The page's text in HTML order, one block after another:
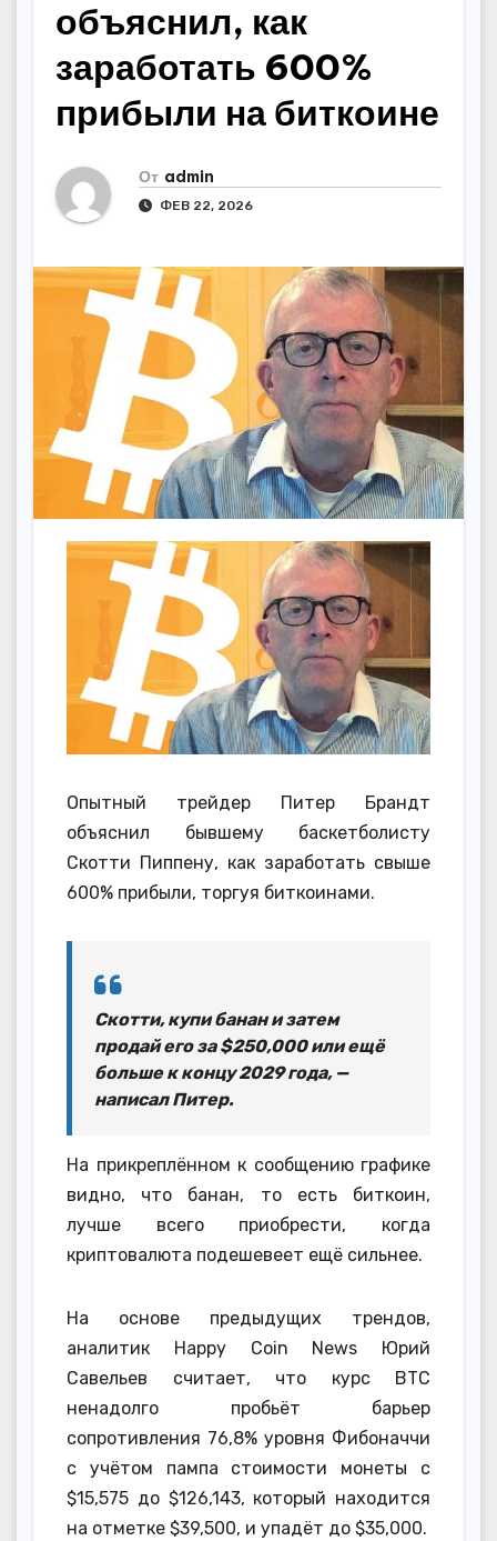
объяснил, как
заработать 600%
прибыли на биткоине
От admin
ФЕВ 22, 2026
Опытный трейдер Питер Брандт
объяснил бывшему баскетболисту
Скотти Пиппену, как заработать свыше
600% прибыли, торгуя биткоинами.
Скотти, купи банан и затем
продай его за $250,000 или ещё
больше к концу 2029 года, —
написал Питер.
На прикреплённом к сообщению графике
видно, что банан, то есть биткоин,
лучше всего приобрести, когда
криптовалюта подешевеет ещё сильнее.
На основе предыдущих трендов,
аналитик Happy Coin News Юрий
Савельев считает, что курс BTC
ненадолго пробьёт барьер
сопротивления 76,8% уровня Фибоначчи
с учётом пампа стоимости монеты с
$15,575 до $126,143, который находится
на отметке $39,500, и упадёт до $35,000.